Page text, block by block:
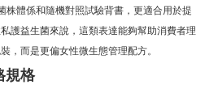
株體係和隨機對照試驗背書，更適合用於提
護益生菌來說，這類表達能夠幫助消費者理
，而是更偏女性微生態管理配方。
規格